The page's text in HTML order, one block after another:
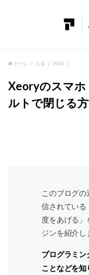
ホーム お金 WEB
Xeoryのスマホ
ルトで閉じる方
このブログ
信されている
度をあげる
ジンを紹介し
プログラミ
ことなどを知